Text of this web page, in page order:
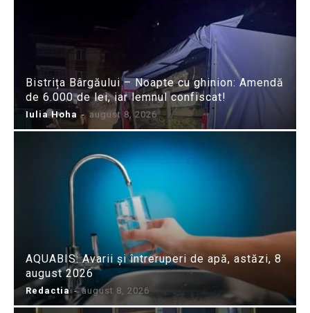
Bistrița Bârgăului – Noapte cu ghinion: Amendă
de 6.000 de lei, iar lemnul confiscat!
Iulia Hoha - august 8, 2026
AQUABIS: Avarii și întreruperi de apă, astăzi, 8
august 2026
Redactia - august 8, 2026